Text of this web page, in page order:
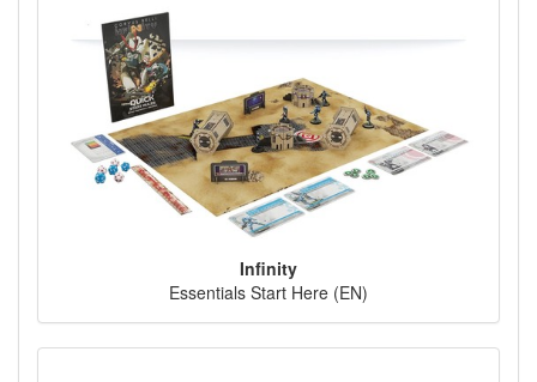
Infinity
Essentials Start Here (EN)